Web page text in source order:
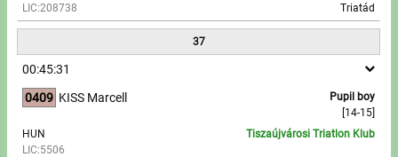
LIC:208738
Triatád
37
00:45:31
0409
Pupil boy
[14-15]
KISS Marcell
HUN
LIC:5506
Tiszaújvárosi Triatlon Klub